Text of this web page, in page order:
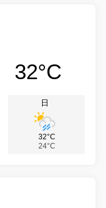
32°C
日
32°C
24°C